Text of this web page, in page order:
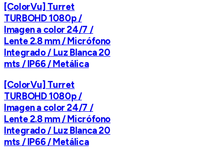
[ColorVu] Turret
TURBOHD 1080p /
Imagen a color 24/7 /
Lente 2.8 mm / Micrófono
Integrado / Luz Blanca 20
mts / IP66 / Metálica
[ColorVu] Turret
TURBOHD 1080p /
Imagen a color 24/7 /
Lente 2.8 mm / Micrófono
Integrado / Luz Blanca 20
mts / IP66 / Metálica